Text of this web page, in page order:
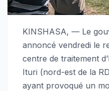
KINSHASA, — Le
annoncé vendredi le
centre de traitement
Ituri (nord-est de la
ayant provoqué un